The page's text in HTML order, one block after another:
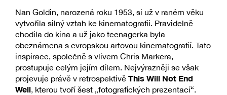
Nan Goldin, narozená roku 1953, si už v raném věku
vytvořila silný vztah ke kinematografii. Pravidelně
chodila do kina a už jako teenagerka byla
obeznámena s evropskou artovou kinematografií. Tato
inspirace, společně s vlivem Chris Markera,
prostupuje celým jejím dílem. Nejvýrazněji se však
projevuje právě v retrospektivě This Will Not End
Well, kterou tvoří šest „fotografických prezentací“.